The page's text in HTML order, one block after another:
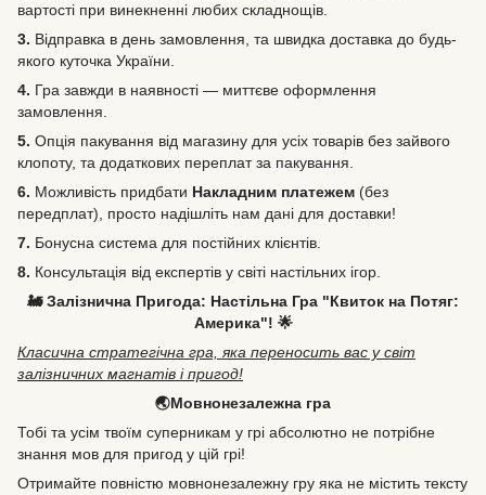
вартості при винекненні любих складнощів.
3. Відправка в день замовлення, та швидка доставка до будь-
якого куточка України.
4. Гра завжди в наявності — миттєве оформлення
замовлення.
5. Опція пакування від магазину для усіх товарів без зайвого
клопоту, та додаткових переплат за пакування.
6. Можливість придбати Накладним платежем (без
передплат), просто надішліть нам дані для доставки!
7. Бонусна система для постійних клієнтів.
8. Консультація від експертів у світі настільних ігор.
🚂 Залізнична Пригода: Настільна Гра "Квиток на Потяг:
Америка"! 🌟
Класична стратегічна гра, яка переносить вас у світ
залізничних магнатів і пригод!
🌏Мовнонезалежна гра
Тобі та усім твоїм суперникам у грі абсолютно не потрібне
знання мов для пригод у цій грі!
Отримайте повністю мовнонезалежну гру яка не містить тексту